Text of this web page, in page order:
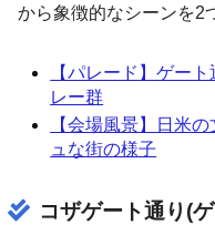
から象徴的なシーンを2
【パレード】ゲー
レー群
【会場風景】日米
ュな街の様子
コザゲート通り(